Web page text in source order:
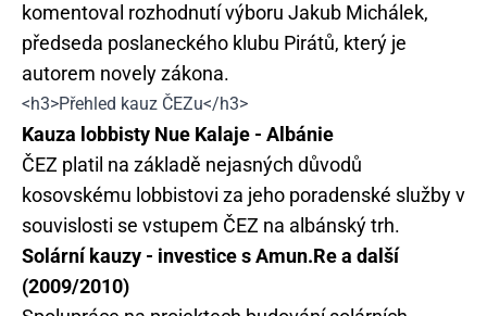
komentoval rozhodnutí výboru Jakub Michálek,
předseda poslaneckého klubu Pirátů, který je
autorem novely zákona.
<h3>Přehled kauz ČEZu</h3>
Kauza lobbisty Nue Kalaje - Albánie
ČEZ platil na základě nejasných důvodů
kosovskému lobbistovi za jeho poradenské služby v
souvislosti se vstupem ČEZ na albánský trh.
Solární kauzy - investice s Amun.Re a další
(2009/2010)